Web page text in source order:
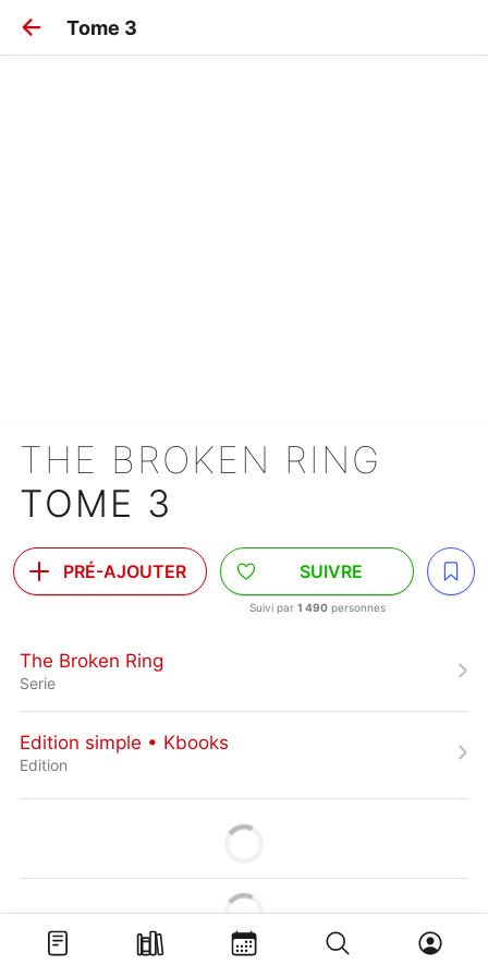
Tome 3
THE BROKEN RING
TOME 3
PRÉ-AJOUTER SUIVRE
Suivi par 1 490personnes
The Broken Ring
Serie
Edition simple • Kbooks
Edition